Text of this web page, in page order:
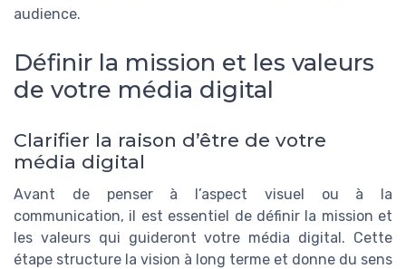
audience.
Définir la mission et les valeurs
de votre média digital
Clarifier la raison d’être de votre
média digital
Avant de penser à l’aspect visuel ou à la
communication, il est essentiel de définir la mission et
les valeurs qui guideront votre média digital. Cette
étape structure la vision à long terme et donne du sens